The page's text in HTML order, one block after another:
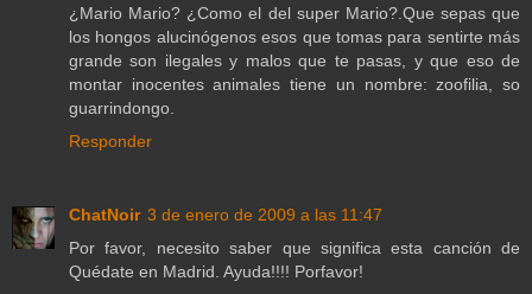
¿Mario Mario? ¿Como el del super Mario?.Que sepas que
los hongos alucinógenos esos que tomas para sentirte más
grande son ilegales y malos que te pasas, y que eso de
montar inocentes animales tiene un nombre: zoofilia, so
guarrindongo.
Responder
ChatNoir 3 de enero de 2009 a las 11:47
Por favor, necesito saber que significa esta canción de
Quédate en Madrid. Ayuda!!!! Porfavor!